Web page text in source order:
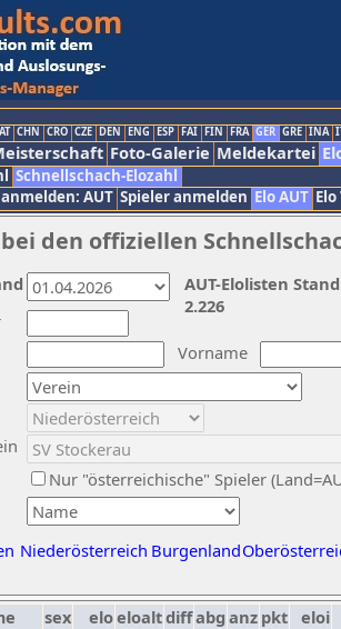
CHN CRO CZE DEN ENG ESP FAI FIN FRA GER GRE INA
Foto-Galerie Meldekartei
Schnellschach-Elozahl
AUT Spieler anmelden Elo AUT
den offiziellen
Vorname
Nur "österreichische" Spieler
Niederösterreich Burgenland
AUT-Elolisten
2.226
sex eloeloaltdiffabg anz pkt eloi